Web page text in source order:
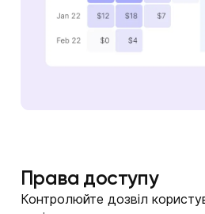
Права доступу
Контролюйте дозвіл